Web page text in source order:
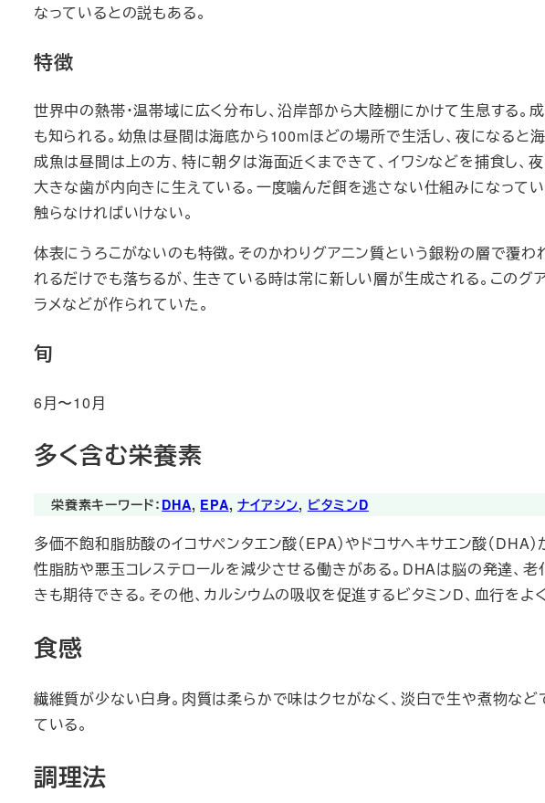
なっているとの説もある。
特徴
世界中の熱帯・温帯域に広く分布し、沿岸部から大陸棚にかけて生息する
も知られる。幼魚は昼間は海底から100mほどの場所で生活し、夜になると
成魚は昼間は上の方、特に朝夕は海面近くまできて、イワシなどを捕食し、
大きな歯が内向きに生えている。一度噛んだ餌を逃さない仕組みになって
触らなければいけない。
体表にうろこがないのも特徴。そのかわりグアニン質という銀粉の層で覆わ
れるだけでも落ちるが、生きている時は常に新しい層が生成される。この
ラメなどが作られていた。
旬
6月〜10月
多く含む栄養素
栄養素キーワード： DHA, EPA, ナイアシン, ビタミンD
多価不飽和脂肪酸のイコサペンタエン酸（EPA）やドコサヘキサエン酸（DHA
性脂肪や悪玉コレステロールを減少させる働きがある。DHAは脳の発達、
きも期待できる。その他、カルシウムの吸収を促進するビタミンD、血行をよ
食感
繊維質が少ない白身。肉質は柔らかで味はクセがなく、淡白で生や煮物など
ている。
調理法